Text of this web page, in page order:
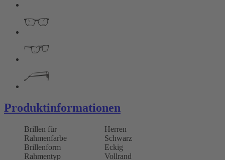
Produktinformationen
Brillen für
Herren
Rahmenfarbe
Schwarz
Brillenform
Eckig
Rahmentyp
Vollrand